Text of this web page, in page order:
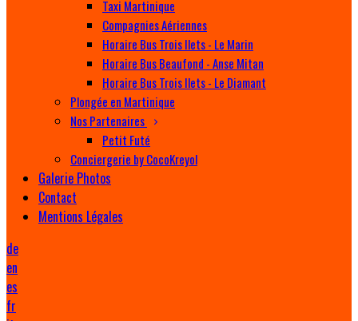
Taxi Martinique
Compagnies Aériennes
Horaire Bus Trois Ilets - Le Marin
Horaire Bus Beaufond - Anse Mitan
Horaire Bus Trois Ilets - Le Diamant
Plongée en Martinique
Nos Partenaires
Petit Futé
Conciergerie by CocoKreyol
Galerie Photos
Contact
Mentions Légales
de
en
es
fr